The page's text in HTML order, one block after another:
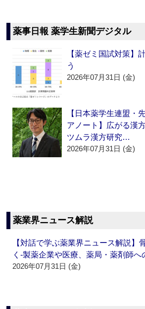
薬事日報 薬学生新聞デジタル
【薬ゼミ国試対策】
う
2026年07月31日 (金)
【日本薬学生連盟・
アノート】広がる漢
ツムラ漢方研究…
2026年07月31日 (金)
薬業界ニュース解説
【対話で学ぶ薬業界ニュース解説】
く‐製薬企業や医療、薬局・薬剤師
2026年07月31日 (金)